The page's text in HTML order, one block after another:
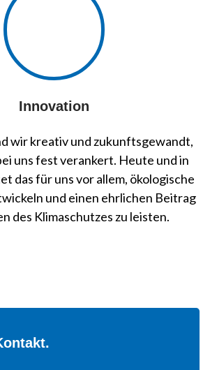
Innovation
wir kreativ und zukunftsgewandt,
uns fest verankert. Heute und in
das für uns vor allem, ökologische
und einen ehrlichen Beitrag
des Klimaschutzes zu leisten.